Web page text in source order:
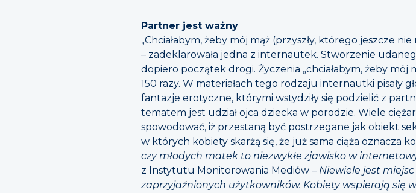
Partner jest ważny
„Chciałabym, żeby mój mąż (przyszły, którego jeszcze
– zadeklarowała jedna z internautek. Stworzenie
dopiero początek drogi. Życzenia „chciałabym, żeby mój
150 razy. W materiałach tego rodzaju internautki pisały
fantazje erotyczne, którymi wstydziły się podzielić z
tematem jest udział ojca dziecka w porodzie. Wiele
spowodować, iż przestaną być postrzegane jak obiekt
w których kobiety skarżą się, że już sama ciąża oznacza
czy młodych matek to niezwykłe zjawisko w
z Instytutu Monitorowania Mediów – Niewiele jest
zaprzyjaźnionych użytkowników. Kobiety wspierają się